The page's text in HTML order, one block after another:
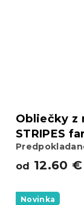
Obliečky z
STRIPES
od 12.60 €
Novinka